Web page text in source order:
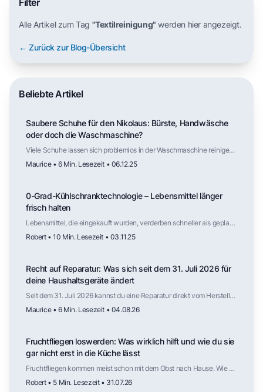
Alle Artikel zum Tag "Textilreinigung" werden hier angezeigt.
← Zurück zur Blog-Übersicht
Beliebte Artikel
Saubere Schuhe für den Nikolaus: Bürste, Handwäsche
oder doch die Waschmaschine?
Viele Schuhe lassen sich problemlos in der Waschmaschine reinigen,
hingegen ist selten geeignet. Mit der richtigen Vorbereitung und
Tür.
Maurice • 6 Min. Lesezeit • 06.12.25
0-Grad-Kühlschranktechnologie – Lebensmittel länger
frisch halten
Lebensmittel, die eingekauft wurden, verderben schneller als geplant.
Kühlschranktechnologie funktioniert.
Robert • 10 Min. Lesezeit • 03.11.25
Recht auf Reparatur: Was sich seit dem 31. Juli 2026 für
deine Haushaltsgeräte ändert
Seit dem 31. Juli 2026 kannst du eine Reparatur direkt vom Hersteller
Haushaltsgeräte das gilt, wie lange Ersatzteile verfügbar sein
Maurice • 6 Min. Lesezeit • 04.08.26
Fruchtfliegen loswerden: Was wirklich hilft und wie du sie
gar nicht erst in die Küche lässt
Fruchtfliegen kommen meist schon mit dem Obst nach Hause. Wie du
warum Kälte die Vermehrung ausbremst und an welchen Stellen in
Robert • 5 Min. Lesezeit • 31.07.26